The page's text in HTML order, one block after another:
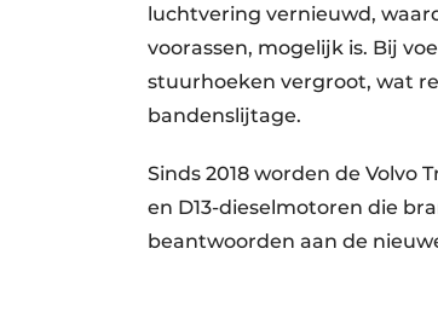
luchtvering vernieuwd,
voorassen, mogelijk is. Bij
stuurhoeken vergroot, wat
bandenslijtage.
Sinds 2018 worden de Volvo
en D13-dieselmotoren die
beantwoorden aan de